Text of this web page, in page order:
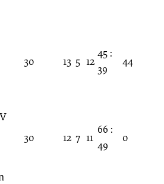
30
13 5 12
45 :
39
44
30
12 7 11
66 :
49
0